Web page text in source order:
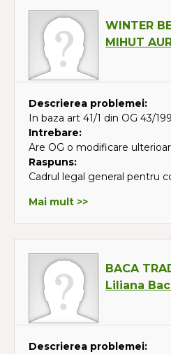
WINTER
MIHUT
Descrierea problemei:
In baza art 41/1 din OG 43/
Intrebare:
Are OG o modificare
Raspuns:
Cadrul legal general pentru
Mai mult >>
BACA
Liliana
Descrierea problemei: